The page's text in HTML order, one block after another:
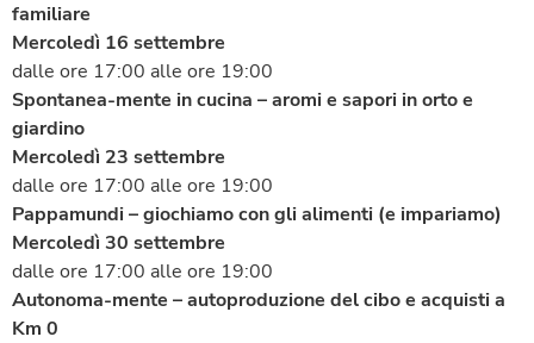
familiare
Mercoledì 16 settembre
dalle ore 17:00 alle ore 19:00
Spontanea-mente in cucina – aromi e sapori in orto e
giardino
Mercoledì 23 settembre
dalle ore 17:00 alle ore 19:00
Pappamundi – giochiamo con gli alimenti (e impariamo)
Mercoledì 30 settembre
dalle ore 17:00 alle ore 19:00
Autonoma-mente – autoproduzione del cibo e acquisti a
Km 0